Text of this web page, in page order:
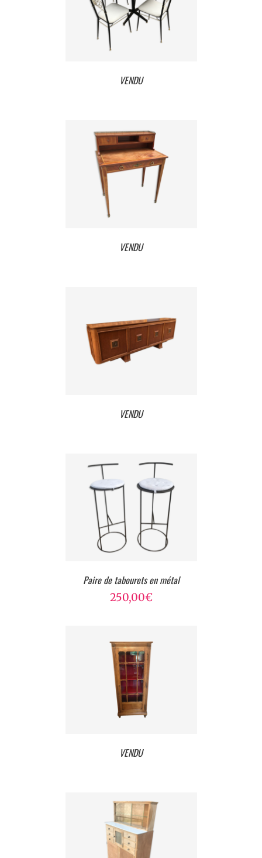
VENDU
VENDU
VENDU
Paire de tabourets en métal
250,00€
VENDU